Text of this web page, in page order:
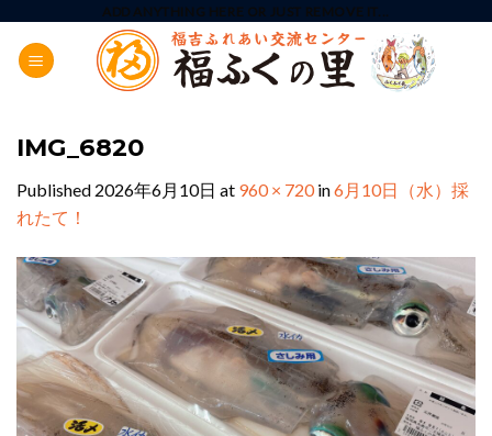
content
ADD ANYTHING HERE OR JUST REMOVE IT...
IMG_6820
Published 2026年6月10日 at 960 × 720in6月10日（水）採
れたて！